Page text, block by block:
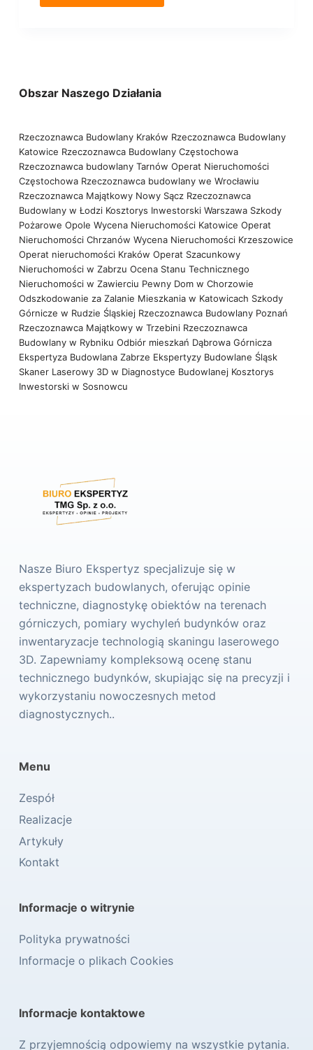
Obszar Naszego Działania
Rzeczoznawca Budowlany Kraków Rzeczoznawca Budowlany
Katowice Rzeczoznawca Budowlany Częstochowa
Rzeczoznawca budowlany Tarnów Operat Nieruchomości
Częstochowa Rzeczoznawca budowlany we Wrocławiu
Rzeczoznawca Majątkowy Nowy Sącz Rzeczoznawca
Budowlany w Łodzi Kosztorys Inwestorski Warszawa Szkody
Pożarowe Opole Wycena Nieruchomości Katowice Operat
Nieruchomości Chrzanów Wycena Nieruchomości Krzeszowice
Operat nieruchomości Kraków Operat Szacunkowy
Nieruchomości w Zabrzu Ocena Stanu Technicznego
Nieruchomości w Zawierciu Pewny Dom w Chorzowie
Odszkodowanie za Zalanie Mieszkania w Katowicach Szkody
Górnicze w Rudzie Śląskiej Rzeczoznawca Budowlany Poznań
Rzeczoznawca Majątkowy w Trzebini Rzeczoznawca
Budowlany w Rybniku Odbiór mieszkań Dąbrowa Górnicza
Ekspertyza Budowlana Zabrze Ekspertyzy Budowlane Śląsk
Skaner Laserowy 3D w Diagnostyce Budowlanej Kosztorys
Inwestorski w Sosnowcu
Nasze Biuro Ekspertyz specjalizuje się w
ekspertyzach budowlanych, oferując opinie
techniczne, diagnostykę obiektów na terenach
górniczych, pomiary wychyleń budynków oraz
inwentaryzacje technologią skaningu laserowego
3D. Zapewniamy kompleksową ocenę stanu
technicznego budynków, skupiając się na precyzji i
wykorzystaniu nowoczesnych metod
diagnostycznych..
Menu
Zespół
Realizacje
Artykuły
Kontakt
Informacje o witrynie
Polityka prywatności
Informacje o plikach Cookies
Informacje kontaktowe
Z przyjemnością odpowiemy na wszystkie pytania.